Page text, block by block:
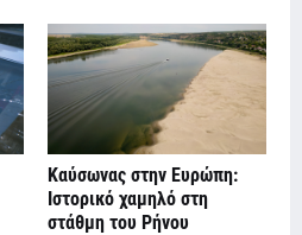
Καύσωνας στην Ευρώπη:
Ιστορικό χαμηλό στη
στάθμη του Ρήνου